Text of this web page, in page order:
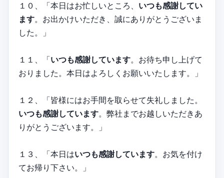
１０、「本日はお忙しいところ、 いつも感謝してい
ます。お出かけいただき、誠にありがとうございま
した。」
１１、「いつも感謝しています。お待ち申し上げて
おりました。本日はよろしくお願いいたします。」
１２、「皆様にはお手間を取らせて失礼しました。
いつも感謝しています。弊社までお越しいただきあ
りがとうございます。」
１３、「本日はいつも感謝しています。お気を付け
てお帰り下さい。」